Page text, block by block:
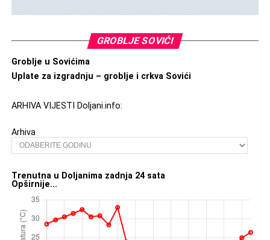
GROBLJE SOVIĆI
Groblje u Sovićima
Uplate za izgradnju – groblje i crkva Sovići
ARHIVA VIJESTI Doljani.info:
Arhiva
Trenutna u Doljanima zadnja 24 sata
Opširnije...